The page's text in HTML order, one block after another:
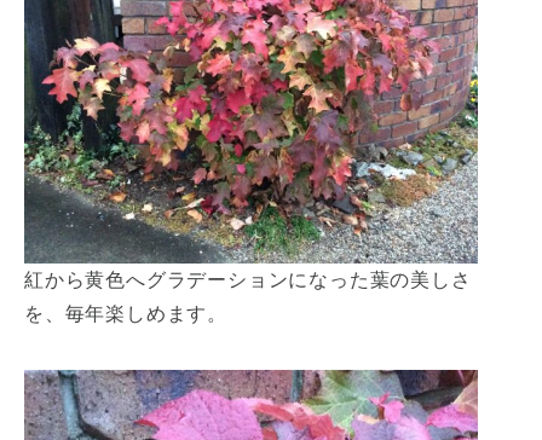
紅から黄色へグラデーションになった葉の美しさ
を、毎年楽しめます。